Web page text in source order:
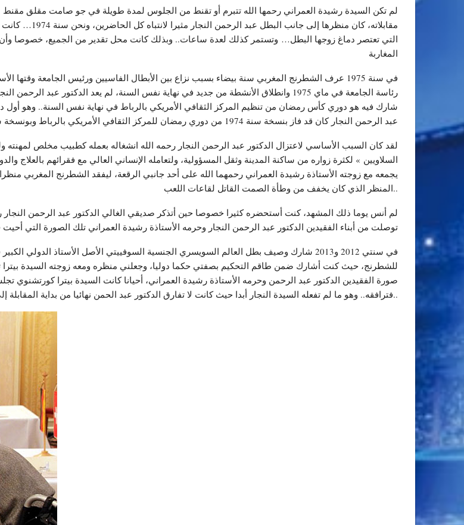
لم تكن السيدة رشيدة العمراني رحمها الله تتبرم أو تقنط من الجلوس لمدة طويلة في جو صامت مقلق مقنط
مقابلاته، كان
التي تعتصر دماغ زوجها البطل… وتستمر كذلك لعدة ساعات.. وبذلك كانت محل تقدير من الجميع، خصوصا وأن
المغاربة
في سنة 1975 عرف الشطرنج المغربي سنة بيضاء بسبب نزاع بين الأبطال الفاسيين ورئيس الجامعة
رئاسة الجامعة في ماي 1975 وانطلاق الأنشطة من جديد في نهاية نفس السنة، لم يعد الدكتور
شارك فيه هو دوري كأس رمضان من تنظيم المركز الثقافي الأمريكي بالرباط في نهاية نفس السنة.. وهو
عبد الرحمن النجار كان قد فاز بنسخة سنة 1974 من دوري رمضان للمركز الثقافي الأمريكي بالرباط وبونسخة سابقة من نفس الدوري
لقد كان السبب الأساسي لاعتزال الدكتور عبد الرحمن النجار رحمه الله انشغاله بعمله كطبيب مخلص
السلاويين » لكثرة زواره من ساكنة المدينة وثقل المسؤولية، ولتعامله الإنساني العالي مع فقرائهم بالعلاج
يجمعه مع زوجته الأستاذة رشيدة العمراني رحمهما الله على أحد جانبي الرقعة، ليفقد الشطرنج المغربي
المنظر الذي كان يخفف من وطأة الصمت القاتل لقاعات اللعب..
لم أنس يوما ذلك المشهد، كنت أستحضره كثيرا خصوصا حين أتذكر صديقي الغالي الدكتور عبد الرحمن
توصلت من أبناء الفقيدين الدكتور عبد الرحمن النجار وحرمه الأستاذة رشيدة العمراني تلك الصورة التي
في سنتي 2012 و2013 شارك وصيف بطل العالم السويسري الجنسية السوفييتي الأصل الأستاذ
للشطرنج، حيث كنت أشارك ضمن طاقم التحكيم بصفتي حكما دوليا، وجعلني منظره ومعه زوجته السيدة بيترا
صورة الفقيدين الدكتور عبد الرحمن وحرمه الأستاذة رشيدة العمراني، أحيانا كانت السيدة بيترا كورتشنوي
فترافقه.. وهو ما لم تفعله السيدة النجار أبدا حيث كانت لا تفارق الدكتور عبد الحمن نهائيا من بداية المقابلة إلى نهايتها..